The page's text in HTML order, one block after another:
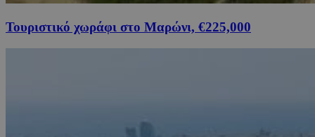
Τουριστικό χωράφι στο Μαρώνι, €225,000